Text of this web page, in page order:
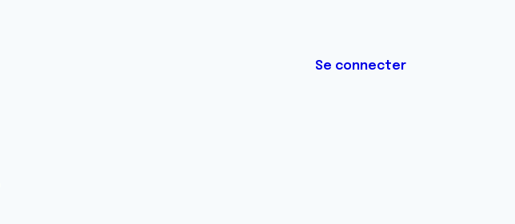
Se connecter